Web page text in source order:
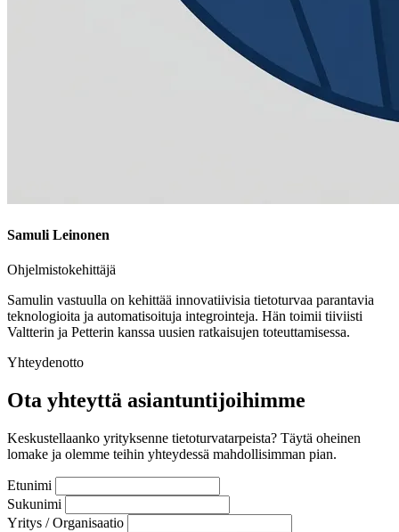
Samuli Leinonen
Ohjelmistokehittäjä
Samulin vastuulla on kehittää innovatiivisia tietoturvaa parantavia
teknologioita ja automatisoituja integrointeja. Hän toimii tiiviisti
Valtterin ja Petterin kanssa uusien ratkaisujen toteuttamisessa.
Yhteydenotto
Ota yhteyttä asiantuntijoihimme
Keskustellaanko yrityksenne tietoturvatarpeista? Täytä oheinen
lomake ja olemme teihin yhteydessä mahdollisimman pian.
Etunimi
Sukunimi
Yritys / Organisaatio